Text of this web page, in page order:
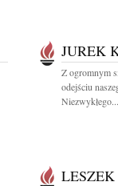
JUREK
Z ogromnym
odejściu
Niezwykłego...